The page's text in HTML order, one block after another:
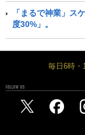
「まるで神業」ス
度30%」。
毎日6時・
FOLLOW US